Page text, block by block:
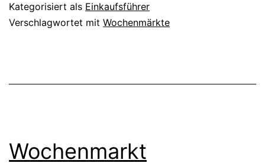
Kategorisiert als Einkaufsführer
Verschlagwortet mit Wochenmärkte
Wochenmarkt